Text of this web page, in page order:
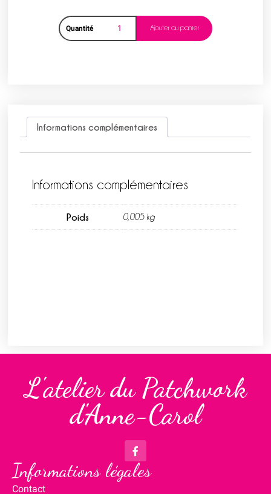
Quantité Ajouter au panier
Informations complémentaires
Informations complémentaires
Poids 0,005 kg
L'atelier du Patchwork
d'Anne-Carol
Informations légales
Contact